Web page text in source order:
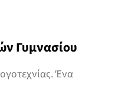
Γυμνασίου
Ένα